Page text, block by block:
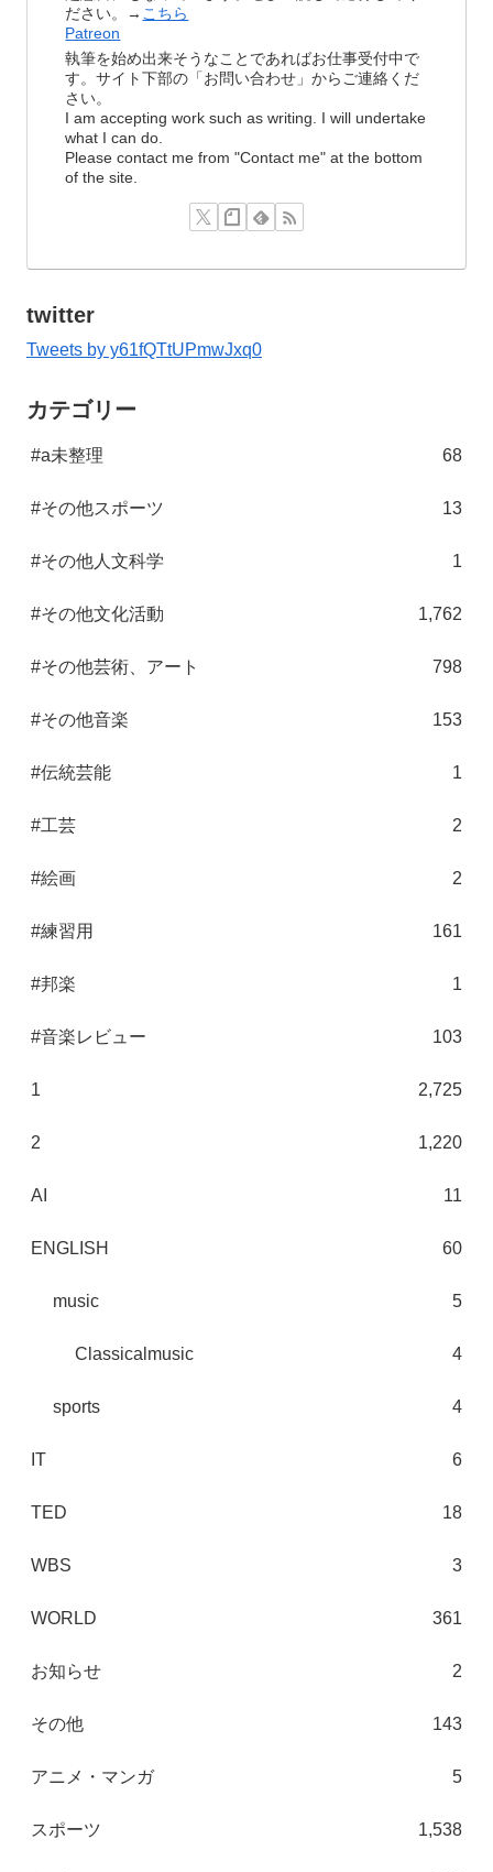
ださい。→ こちら
Patreon
執筆を始め出来そうなことであればお仕事受付中で
す。サイト下部の「お問い合わせ」からご連絡くだ
さい。
I am accepting work such as writing. I will undertake
what I can do.
Please contact me from "Contact me" at the bottom
of the site.
twitter
Tweets by y61fQTtUPmwJxq0
カテゴリー
#a未整理 68
#その他スポーツ 13
#その他人文科学 1
#その他文化活動 1,762
#その他芸術、アート 798
#その他音楽 153
#伝統芸能 1
#工芸 2
#絵画 2
#練習用 161
#邦楽 1
#音楽レビュー 103
1 2,725
2 1,220
AI 11
ENGLISH 60
music 5
Classicalmusic 4
sports 4
IT 6
TED 18
WBS 3
WORLD 361
お知らせ 2
その他 143
アニメ・マンガ 5
スポーツ 1,538